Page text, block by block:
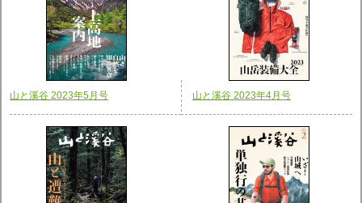
山と溪谷 2023年5月号 山と溪谷 2023年4月号